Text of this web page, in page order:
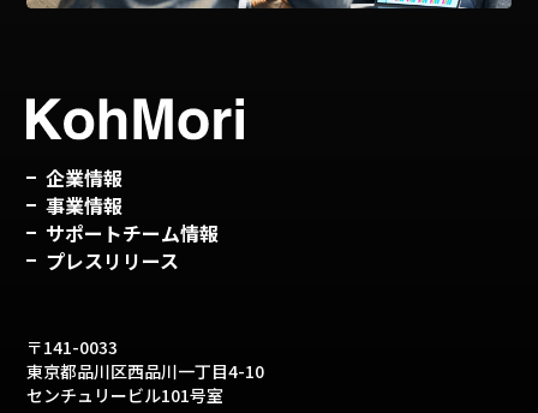
企業情報
事業情報
サポートチーム情報
プレスリリース
〒141-0033
東京都品川区西品川一丁目4-10
センチュリービル101号室